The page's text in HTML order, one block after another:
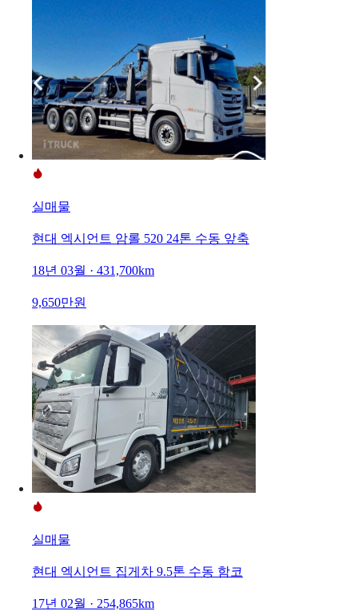
실매물
현대 엑시언트 암롤 520 24톤 수동 앞축
18년 03월 · 431,700km
9,650만원
실매물
현대 엑시언트 집게차 9.5톤 수동 함코
17년 02월 · 254,865km